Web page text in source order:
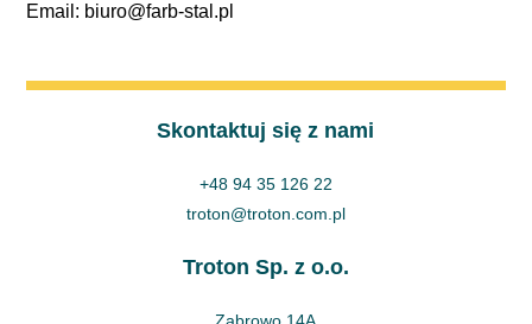
Email: biuro@farb-stal.pl
Skontaktuj się z nami
+48 94 35 126 22
troton@troton.com.pl
Troton Sp. z o.o.